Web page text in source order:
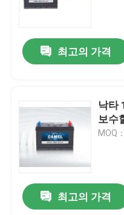
최고의 가격
낙타
보수
MOQ
최고의 가격